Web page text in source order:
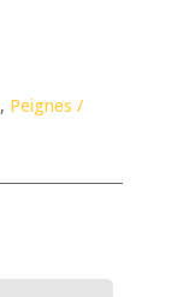
, Peignes /